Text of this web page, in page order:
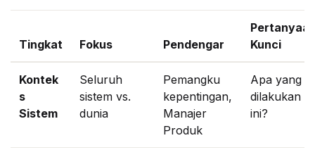
Tingkat Fokus Pendengar
Kunci
Kontek
s
Sistem
Seluruh
sistem vs.
dunia
Pemangku
kepentingan,
Manajer
Produk
Apa yang
dilakukan
ini?